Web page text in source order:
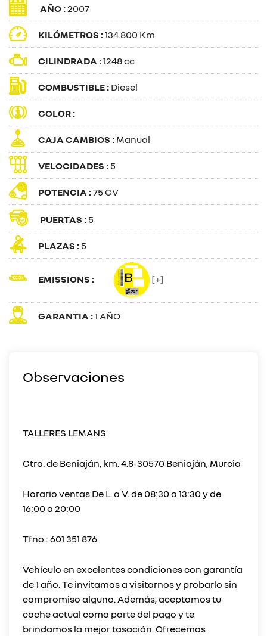
AÑO :2007
KILÓMETROS :134.800 Km
CILINDRADA :1248 cc
COMBUSTIBLE : Diesel
COLOR :
CAJA CAMBIOS : Manual
VELOCIDADES : 5
POTENCIA :75 CV
PUERTAS : 5
PLAZAS : 5
EMISSIONS : [+]
GARANTIA :1 AÑO
Observaciones
TALLERES LEMANS
Ctra. de Beniaján, km. 4.8-30570 Beniaján, Murcia
Horario ventas De L. a V. de 08:30 a 13:30 y de
16:00 a 20:00
Tfno.: 601 351 876
Vehículo en excelentes condiciones con garantía
de 1 año. Te invitamos a visitarnos y probarlo sin
compromiso alguno. Además, aceptamos tu
coche actual como parte del pago y te
brindamos la mejor tasación. Ofrecemos